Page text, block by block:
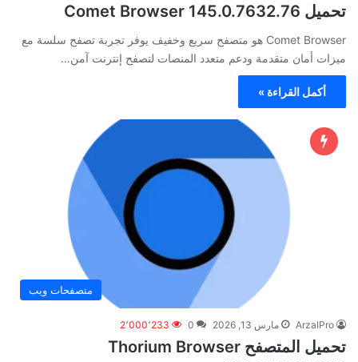
تحميل Comet Browser 145.0.7632.76
Comet Browser هو متصفح سريع وخفيف يوفر تجربة تصفح سلسة مع
ميزات أمان متقدمة ودعم متعدد المنصات لتصفح إنترنت آمن…
أكمل القراءة »
متصفحات ويب
ArzalPro مارس 13, 2026 0 2٬000٬233
تحميل المتصفح Thorium Browser